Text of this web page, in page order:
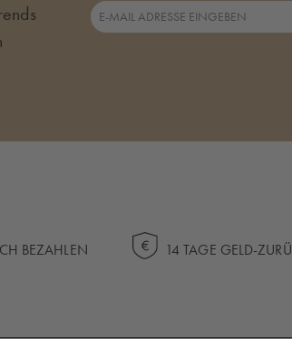
BEZAHLEN 14 TAGE GELD-